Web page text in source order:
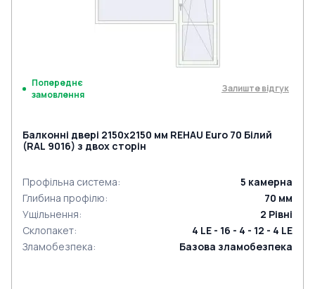
Попереднє
замовлення
Залиште відгук
Балконні двері 2150x2150 мм REHAU Euro 70 Білий
(RAL 9016) з двох сторін
Профільна система: 5 камерна
Глибина профілю: 70 мм
Ущільнення: 2 Рівні
Склопакет:
4 LE - 16 - 4 - 12 - 4 LE
Зламобезпека: Базова зламобезпека